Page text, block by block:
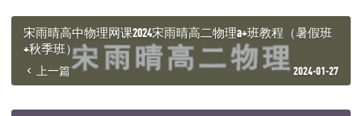
宋雨晴高中物理网课2024宋雨晴高二物理a+班教程（暑假班
+秋季班）
上一篇 2024-01-27